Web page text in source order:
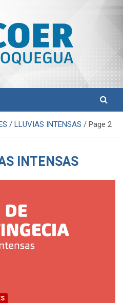
LLUVIAS INTENSAS Page 2
INTENSAS